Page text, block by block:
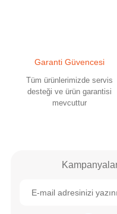
Garanti Güvencesi
Tüm ürünlerimizde servis
desteği ve ürün garantisi
mevcuttur